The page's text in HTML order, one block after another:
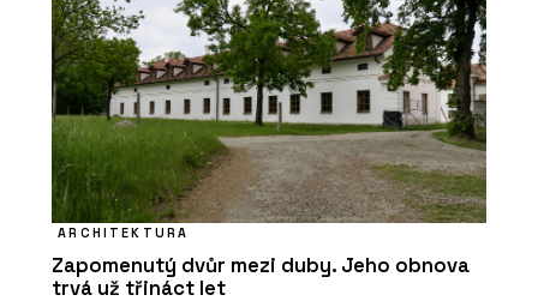
ARCHITEKTURA
Zapomenutý dvůr mezi duby. Jeho obnova
trvá už třináct let